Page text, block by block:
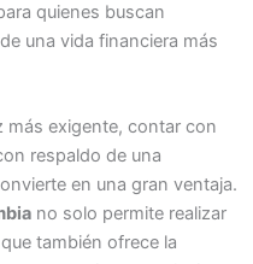
quienes buscan
una vida financiera más
más exigente, contar con
respaldo de una
en una gran ventaja.
no solo permite realizar
también ofrece la